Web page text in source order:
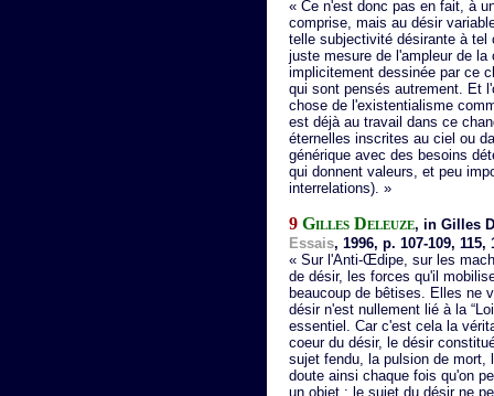
« Ce n'est donc pas en fait, à
comprise, mais au désir
telle subjectivité désirante à tel
juste mesure de l'ampleur de
implicitement dessinée par ce
qui sont pensés autrement. Et
chose de l'existentialisme
est déjà au travail dans ce
éternelles inscrites au ciel ou
générique avec des besoins
qui donnent valeurs, et peu
interrelations). »
9 Gilles Deleuze, in Gilles
Essais, 1996, p. 107-109, 115,
« Sur l'Anti-Œdipe, sur les
de désir, les forces qu'il
beaucoup de bêtises. Elles ne
désir n'est nullement lié à la
essentiel. Car c'est cela la
coeur du désir, le désir
sujet fendu, la pulsion de mort,
doute ainsi chaque fois qu'on
un objet : le sujet du désir ne